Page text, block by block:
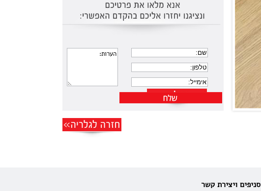
סניפים ויצירת קשר